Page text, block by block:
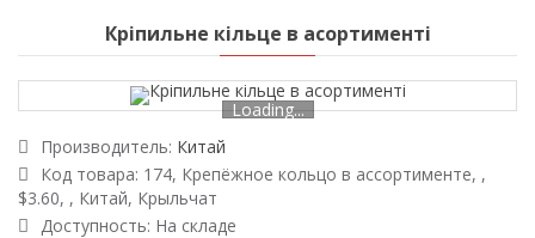
Кріпильне кільце в асортименті
Loading...
Производитель: Китай
Код товара: 174, Крепёжное кольцо в ассортименте, ,
$3.60, , Китай, Крыльчат
Доступность: На складе